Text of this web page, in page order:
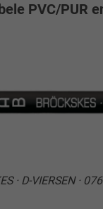
PVC/PUR
· D-VIERSEN ·